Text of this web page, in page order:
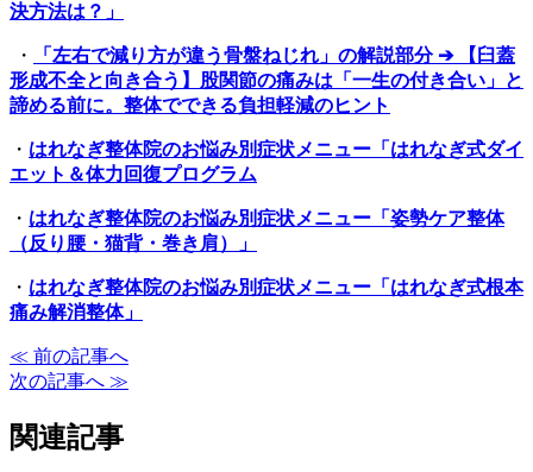
決方法は？」
・
「左右で減り方が違う骨盤ねじれ」の解説部分 ➔ 【臼蓋
形成不全と向き合う】股関節の痛みは「一生の付き合い」と
諦める前に。整体でできる負担軽減のヒント
・ はれなぎ整体院のお悩み別症状メニュー「はれなぎ式ダイ
エット＆体力回復プログラム
・ はれなぎ整体院のお悩み別症状メニュー「姿勢ケア整体
（反り腰・猫背・巻き肩）」
・ はれなぎ整体院のお悩み別症状メニュー「はれなぎ式根本
痛み解消整体」
≪ 前の記事へ
次の記事へ ≫
関連記事